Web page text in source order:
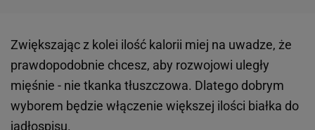
Zwiększając z kolei ilość kalorii miej na uwadze, że
prawdopodobnie chcesz, aby rozwojowi uległy
mięśnie - nie tkanka tłuszczowa. Dlatego dobrym
wyborem będzie włączenie większej ilości białka do
jadłospisu.